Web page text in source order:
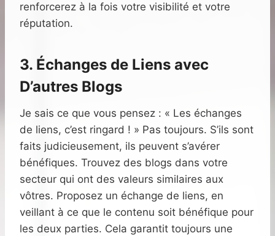
renforcerez à la fois votre visibilité et votre
réputation.
3. Échanges de Liens avec
D’autres Blogs
Je sais ce que vous pensez : « Les échanges
de liens, c’est ringard ! » Pas toujours. S’ils sont
faits judicieusement, ils peuvent s’avérer
bénéfiques. Trouvez des blogs dans votre
secteur qui ont des valeurs similaires aux
vôtres. Proposez un échange de liens, en
veillant à ce que le contenu soit bénéfique pour
les deux parties. Cela garantit toujours une